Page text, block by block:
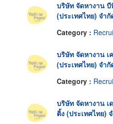
บริษัท จัดหางาน บี
(ประเทศไทย) จำกั
Category :
บริษัท จัดหางาน เ
(ประเทศไทย) จำกั
Category :
บริษัท จัดหางาน
ติ้ง (ประเทศไทย)